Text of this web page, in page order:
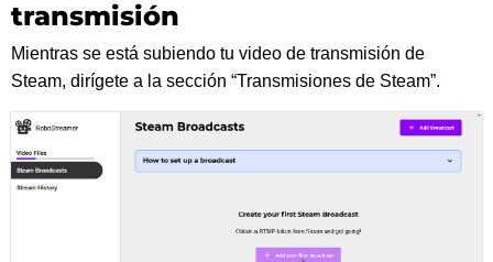
transmisión
Mientras se está subiendo tu video de transmisión de
Steam, dirígete a la sección “Transmisiones de Steam”.